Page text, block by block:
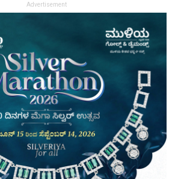
Advertisement